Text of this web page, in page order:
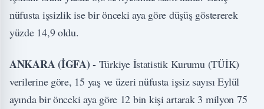
nüfusta işsizlik ise bir önceki aya göre düşüş göstererek
yüzde 14,9 oldu.
ANKARA (İGFA) - Türkiye İstatistik Kurumu (TÜİK)
verilerine göre, 15 yaş ve üzeri nüfusta işsiz sayısı Eylül
ayında bir önceki aya göre 12 bin kişi artarak 3 milyon 75